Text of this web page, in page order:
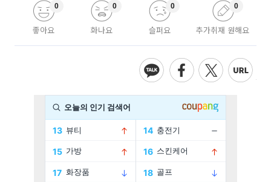
좋아요
0
화나요
0
슬퍼요
0
추가취재 원해요
0